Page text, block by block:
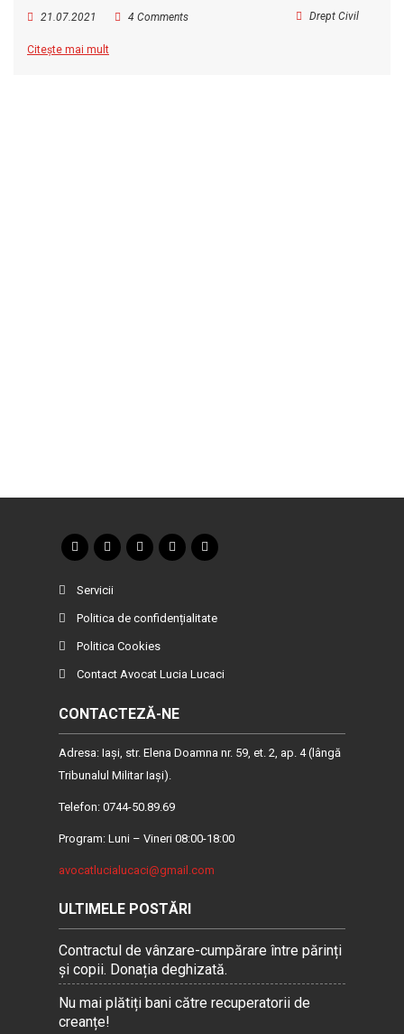
21.07.2021 Drept Civil
4 Comments
Citește mai mult
Servicii
Politica de confidențialitate
Politica Cookies
Contact Avocat Lucia Lucaci
CONTACTEZĂ-NE
Adresa: Iaşi, str. Elena Doamna nr. 59, et. 2, ap. 4 (lângă
Tribunalul Militar Iaşi).
Telefon: 0744-50.89.69
Program: Luni – Vineri 08:00-18:00
avocatlucialucaci@gmail.com
ULTIMELE POSTĂRI
Contractul de vânzare-cumpărare între părinți
și copii. Donația deghizată.
Nu mai plătiți bani către recuperatorii de
creanțe!